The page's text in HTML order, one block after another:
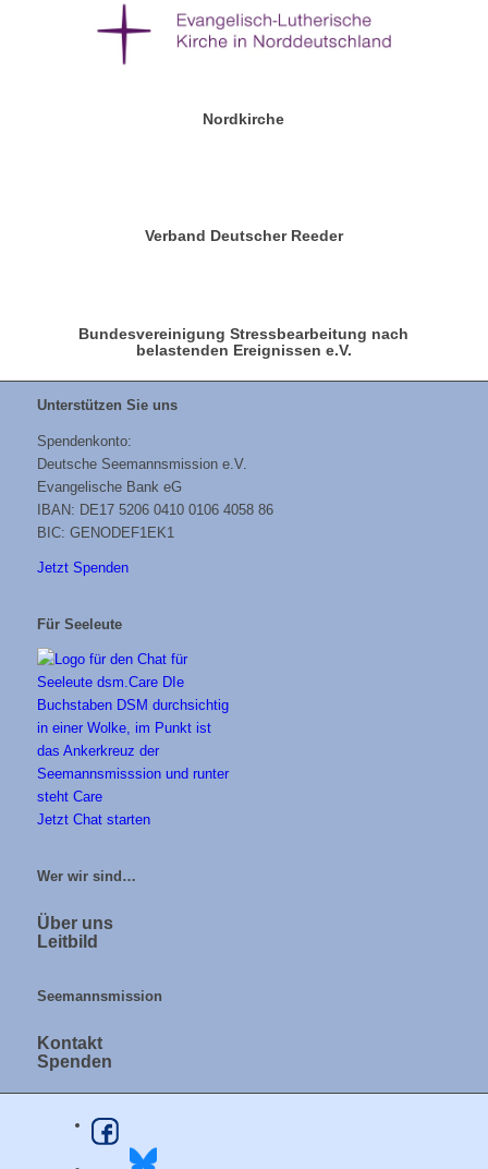
Nordkirche
Verband Deutscher Reeder
Bundesvereinigung Stressbearbeitung nach
belastenden Ereignissen e.V.
Unterstützen Sie uns
Spendenkonto:
Deutsche Seemannsmission e.V.
Evangelische Bank eG
IBAN: DE17 5206 0410 0106 4058 86
BIC: GENODEF1EK1
Jetzt Spenden
Für Seeleute
Jetzt Chat starten
Wer wir sind…
Über uns
Leitbild
Seemannsmission
Kontakt
Spenden